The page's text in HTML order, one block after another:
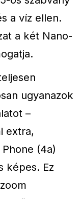
a víz ellen.
a két Nano-
ugyanazok
–
extra,
(4a)
képes. Ez